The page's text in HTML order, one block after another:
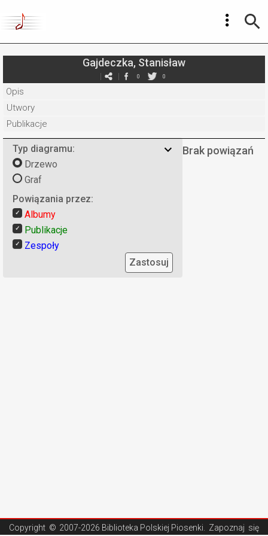
Gajdeczka, Stanisław
0 0
Opis
Utwory
Publikacje
Typ diagramu:
Drzewo
Graf
Powiązania przez:
Albumy
Publikacje
Zespoły
Zastosuj
Brak powiązań
Copyright © 2007-2026 Biblioteka Polskiej Piosenki . Zapoznaj się